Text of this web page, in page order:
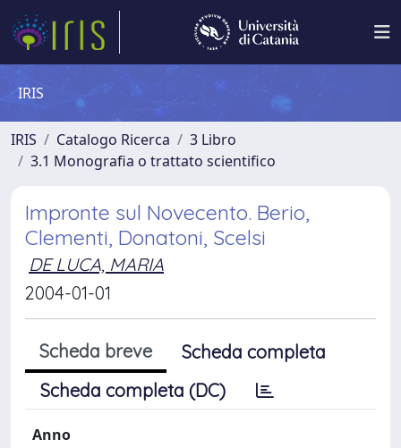
IRIS
IRIS Catalogo Ricerca
3 Libro
3.1 Monografia o trattato scientifico
Impronte sul Novecento. Berio,
Clementi, Donatoni, Scelsi
DE LUCA, MARIA
2004-01-01
Scheda breve
Scheda completa
Scheda completa (DC)
Anno